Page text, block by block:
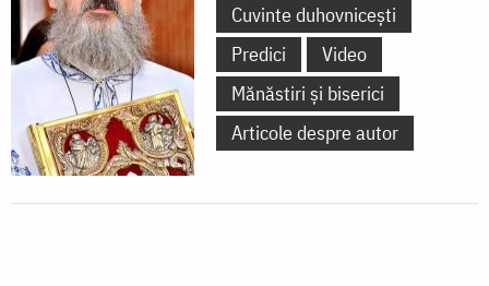
Cuvinte duhovnicești
Predici
Video
Mănăstiri și biserici
Articole despre autor